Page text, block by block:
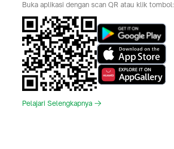
Buka aplikasi dengan scan QR atau klik tombol:
Pelajari Selengkapnya